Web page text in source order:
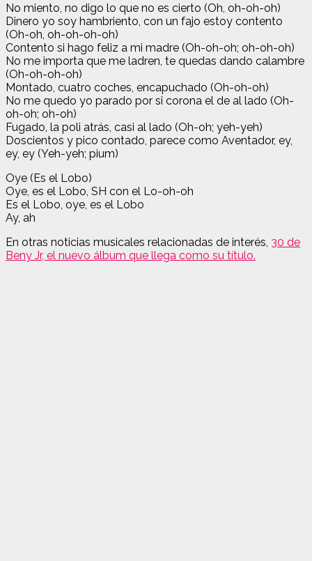
No miento, no digo lo que no es cierto (Oh, oh-oh-oh)
Dinero yo soy hambriento, con un fajo estoy contento
(Oh-oh, oh-oh-oh-oh)
Contento si hago feliz a mi madre (Oh-oh-oh; oh-oh-oh)
No me importa que me ladren, te quedas dando calambre
(Oh-oh-oh-oh)
Montado, cuatro coches, encapuchado (Oh-oh-oh)
No me quedo yo parado por si corona el de al lado (Oh-
oh-oh; oh-oh)
Fugado, la poli atrás, casi al lado (Oh-oh; yeh-yeh)
Doscientos y pico contado, parece como Aventador, ey,
ey, ey (Yeh-yeh; pium)
Oye (Es el Lobo)
Oye, es el Lobo, SH con el Lo-oh-oh
Es el Lobo, oye, es el Lobo
Ay, ah
En otras noticias musicales relacionadas de interés, 30 de
Beny Jr, el nuevo álbum que llega como su título.